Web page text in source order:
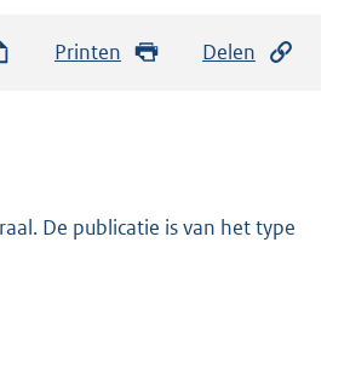
Printen Delen
De publicatie is van het type